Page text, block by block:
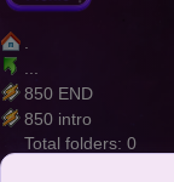
850 END
850 intro
Total folders: 0